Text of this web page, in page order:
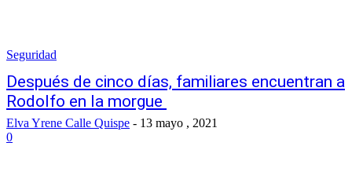
Seguridad
Después de cinco días, familiares encuentran a
Rodolfo en la morgue
Elva Yrene Calle Quispe - 13 mayo , 2021
0